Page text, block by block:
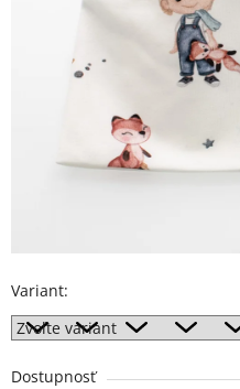
Variant:
Dostupnosť